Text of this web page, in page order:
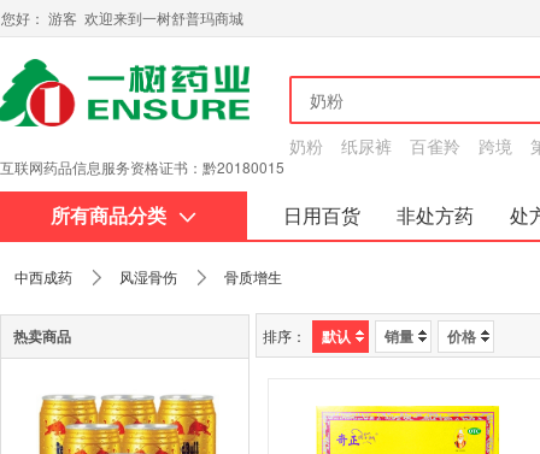
您好： 游客 欢迎来到一树舒普玛商城
互联网药品信息服务资格证书：黔20180015
奶粉 纸尿裤 百雀羚 跨境
所有商品分类 日用百货 非处方药
处
中西成药 风湿骨伤 骨质增生
热卖商品 排序： 默认 销量 价格